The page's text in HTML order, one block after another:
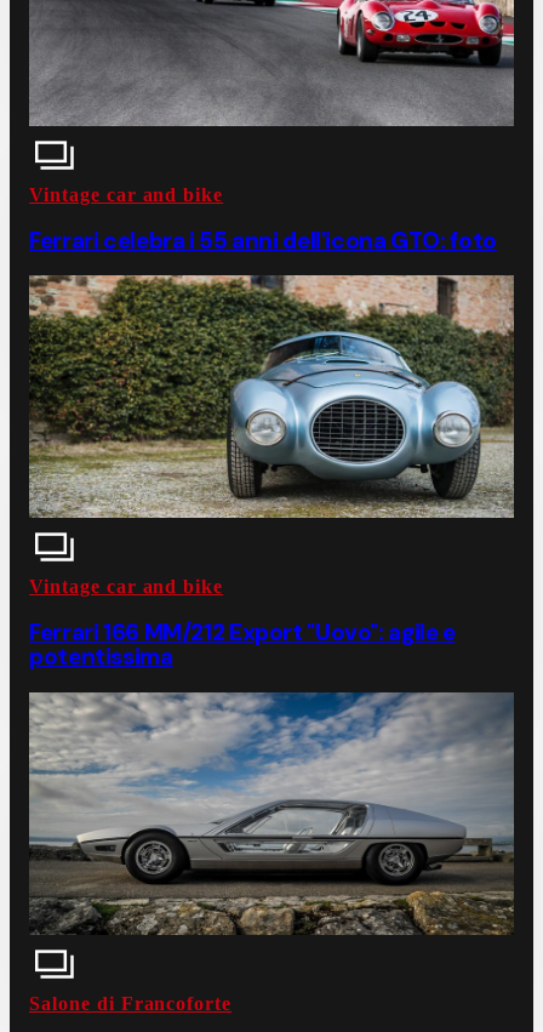
Vintage car and bike
Ferrari celebra i 55 anni dell'icona GTO: foto
Vintage car and bike
Ferrari 166 MM/212 Export "Uovo": agile e
potentissima
Salone di Francoforte